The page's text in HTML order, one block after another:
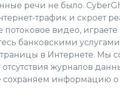
речи не было.
трафик и скроет
потоковое видео,
банковскими
в Интернете. Мы
журналов
сохраняем информацию о